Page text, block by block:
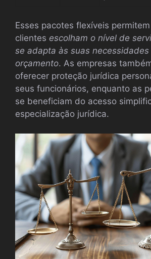
Esses pacotes flexíveis
clientes escolham o nível de
se adapta às suas necessidades
orçamento. As empresas
oferecer proteção jurídica
seus funcionários, enquanto as
se beneficiam do acesso
especialização jurídica.